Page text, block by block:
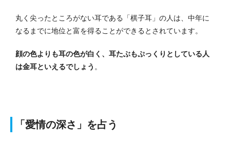
丸く尖ったところがない耳である「棋子耳」の人は、中年に
なるまでに地位と富を得ることができるとされています。
顔の色よりも耳の色が白く、耳たぶもぷっくりとしている人
は金耳といえるでしょう 。
「愛情の深さ」を占う